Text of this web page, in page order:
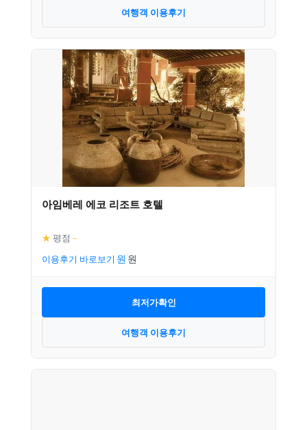
여행객 이용후기
아임베레 에코 리조트 호텔
★ 평점 –
이용후기 바로보기
최저가확인
여행객 이용후기